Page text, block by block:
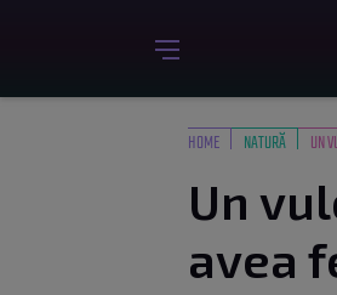
HOME NATURĂ UN
Un
avea